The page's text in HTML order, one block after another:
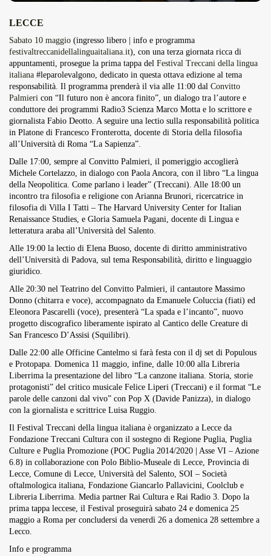
Maggio 29, 2026 4 Min
LECCE
Sabato 10 maggio (ingresso libero | info e programma
festivaltreccanidellalinguaitaliana.it), con una terza giornata ricca di
appuntamenti, prosegue la prima tappa del Festival Treccani della lingua
italiana #leparolevalgono, dedicato in questa ottava edizione al tema
responsabilità. Il programma prenderà il via alle 11:00 dal Convitto
Palmieri con “Il futuro non è ancora finito”, un dialogo tra l’autore e
conduttore dei programmi Radio3 Scienza Marco Motta e lo scrittore e
giornalista Fabio Deotto. A seguire una lectio sulla responsabilità politica
in Platone di Francesco Fronterotta, docente di Storia della filosofia
all’Università di Roma “La Sapienza”.
Dalle 17:00, sempre al Convitto Palmieri, il pomeriggio accoglierà
Michele Cortelazzo, in dialogo con Paola Ancora, con il libro “La lingua
della Neopolitica. Come parlano i leader” (Treccani). Alle 18:00 un
incontro tra filosofia e religione con Arianna Brunori, ricercatrice in
filosofia di Villa I Tatti – The Harvard University Center for Italian
Renaissance Studies, e Gloria Samuela Pagani, docente di Lingua e
letteratura araba all’Università del Salento.
Alle 19:00 la lectio di Elena Buoso, docente di diritto amministrativo
dell’Università di Padova, sul tema Responsabilità, diritto e linguaggio
giuridico.
Alle 20:30 nel Teatrino del Convitto Palmieri, il cantautore Massimo
Donno (chitarra e voce), accompagnato da Emanuele Coluccia (fiati) ed
Eleonora Pascarelli (voce), presenterà “La spada e l’incanto”, nuovo
progetto discografico liberamente ispirato al Cantico delle Creature di
San Francesco D’Assisi (Squilibri).
Dalle 22:00 alle Officine Cantelmo si farà festa con il dj set di Populous
e Protopapa. Domenica 11 maggio, infine, dalle 10:00 alla Libreria
Liberrima la presentazione del libro “La canzone italiana. Storia, storie
protagonisti” del critico musicale Felice Liperi (Treccani) e il format “Le
parole delle canzoni dal vivo” con Pop X (Davide Panizza), in dialogo
con la giornalista e scrittrice Luisa Ruggio.
Il Festival Treccani della lingua italiana è organizzato a Lecce da
Fondazione Treccani Cultura con il sostegno di Regione Puglia, Puglia
Culture e Puglia Promozione (POC Puglia 2014/2020 | Asse VI – Azione
6.8) in collaborazione con Polo Biblio-Museale di Lecce, Provincia di
Lecce, Comune di Lecce, Università del Salento, SOI – Società
oftalmologica italiana, Fondazione Giancarlo Pallavicini, Coolclub e
Libreria Liberrima. Media partner Rai Cultura e Rai Radio 3. Dopo la
prima tappa leccese, il Festival proseguirà sabato 24 e domenica 25
maggio a Roma per concludersi da venerdì 26 a domenica 28 settembre a
Lecco.
Info e programma